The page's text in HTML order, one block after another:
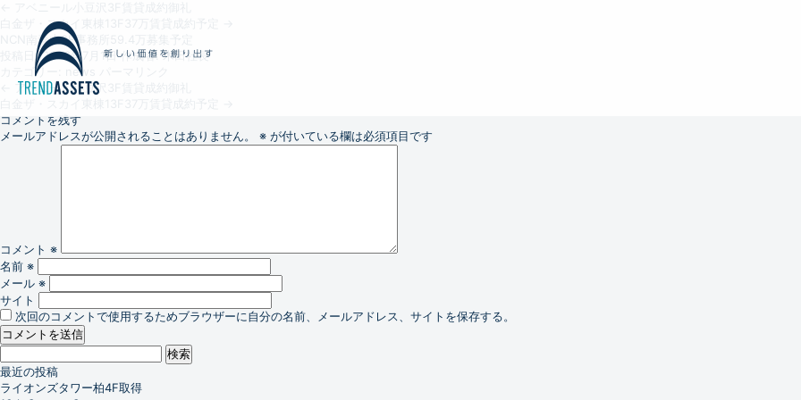
白金ザ・スカイ東棟13F37万賃貸成約予定
NCN南青山2F事務所59.4万募集予定
投稿日: 2026年7月1日 作成者: 木田社長
カテゴリー:
news
アベニール小豆沢3F賃貸成約御礼
コメントを残す
メールアドレスが公開されることはありません。
※ が付いている欄は必須項目です
コメント ※
名前 ※
メール ※
サイト
次回のコメントで使用するためブラウザーに自分の名前、メールアドレス、サイトを保存する。
検
索:
最近の投稿
ライオンズタワー柏4F取得